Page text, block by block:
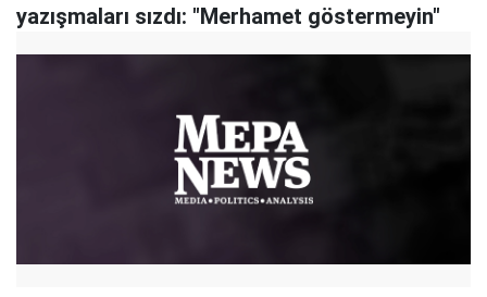
yazışmaları sızdı: "Merhamet göstermeyin"